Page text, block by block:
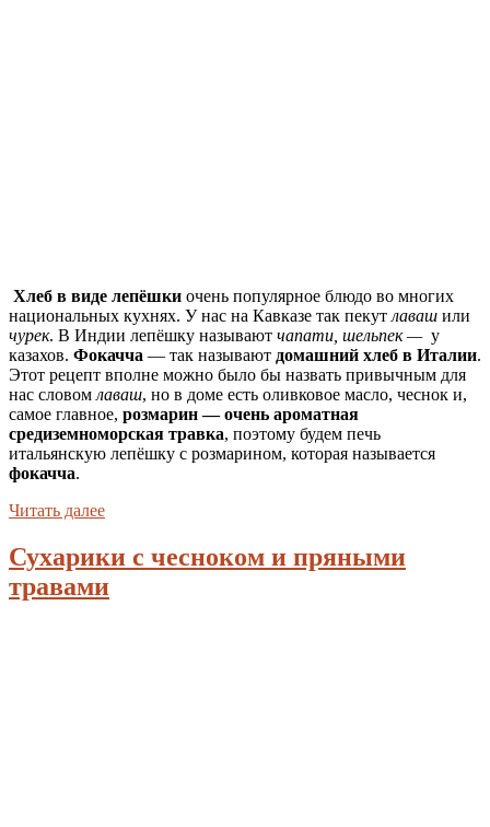
Хлеб в виде лепёшки очень популярное блюдо во многих
национальных кухнях. У нас на Кавказе так пекут лаваш или
чурек. В Индии лепёшку называют чапати, шельпек —у
казахов. Фокачча — так называют домашний хлеб в Италии.
Этот рецепт вполне можно было бы назвать привычным для
нас словом лаваш, но в доме есть оливковое масло, чеснок и,
самое главное, розмарин — очень ароматная
средиземноморская травка, поэтому будем печь
итальянскую лепёшку с розмарином, которая называется
фокачча.
Читать далее
Сухарики с чесноком и пряными
травами